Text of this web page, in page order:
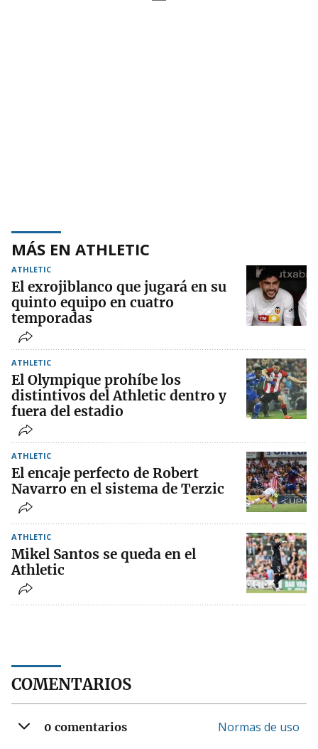
MÁS EN ATHLETIC
ATHLETIC
El exrojiblanco que jugará en su
quinto equipo en cuatro
temporadas
ATHLETIC
El Olympique prohíbe los
distintivos del Athletic dentro y
fuera del estadio
ATHLETIC
El encaje perfecto de Robert
Navarro en el sistema de Terzic
ATHLETIC
Mikel Santos se queda en el
Athletic
COMENTARIOS
0 comentarios Normas de uso